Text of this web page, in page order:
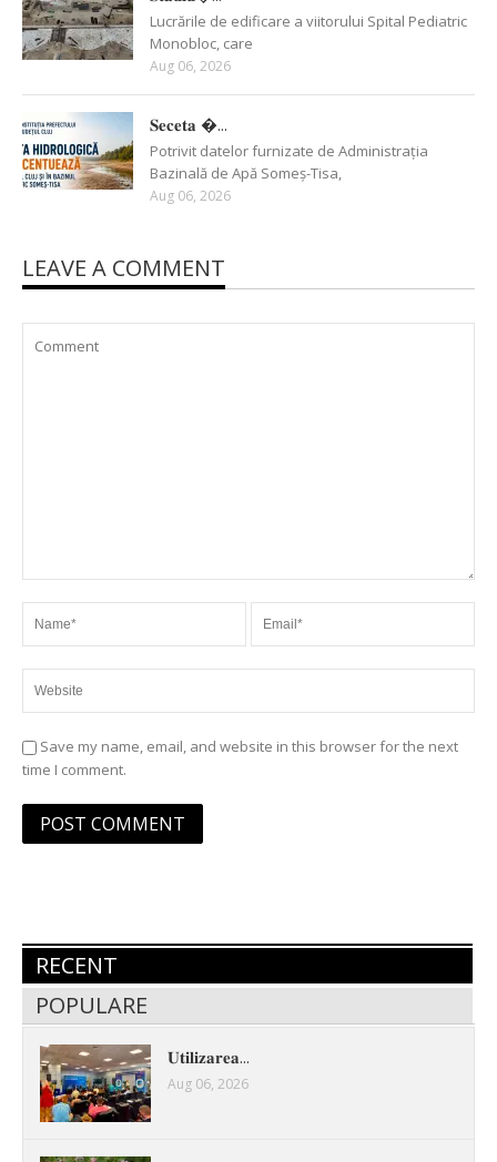
Lucrările de edificare a viitorului Spital Pediatric
Monobloc, care
Aug 06, 2026
𝐒𝐞𝐜𝐞𝐭𝐚 �...
Potrivit datelor furnizate de Administrația
Bazinală de Apă Someș-Tisa,
Aug 06, 2026
LEAVE A COMMENT
Save my name, email, and website in this browser for the next
time I comment.
RECENT
POPULARE
𝐔𝐭𝐢𝐥𝐢𝐳𝐚𝐫𝐞𝐚...
Aug 06, 2026